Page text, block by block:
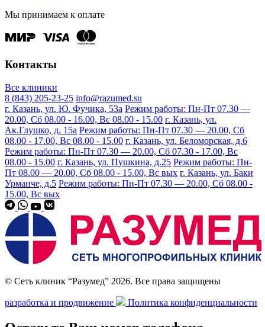
Мы принимаем к оплате
Контакты
Все клиники
8 (843) 205-23-25 info@razumed.su
г. Казань, ул. Ю. Фучика, 53а Режим работы: Пн-Пт 07.30 —
20.00, Сб 08.00 - 16.00, Вс 08.00 - 15.00 г. Казань, ул.
Ак.Глушко, д. 15а Режим работы: Пн-Пт 07.30 — 20.00, Сб
08.00 - 17.00, Вс 08.00 - 15.00 г. Казань, ул. Беломорская, д.6
Режим работы: Пн-Пт 07.30 — 20.00, Сб 07.30 - 17.00, Вс
08.00 - 15.00 г. Казань, ул. Пушкина, д.25 Режим работы: Пн-
Пт 08.00 — 20.00, Сб 08.00 - 15.00, Вс вых г. Казань, ул. Баки
Урманче, д.5 Режим работы: Пн-Пт 07.30 — 20.00, Сб 08.00 -
15.00, Вс вых
© Сеть клиник “Разумед” 2026. Все права защищены
разработка и продвижение Политика конфиденциальности